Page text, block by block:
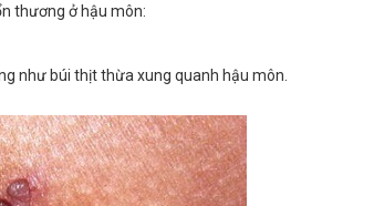
thương ở hậu môn:
như búi thịt thừa xung quanh hậu môn.